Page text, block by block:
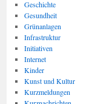
Geschichte
Gesundheit
Grünanlagen
Infrastruktur
Initiativen
Internet
Kinder
Kunst und Kultur
Kurzmeldungen